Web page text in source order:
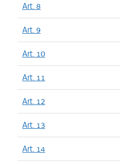
Art. 8
Art. 9
Art. 10
Art. 11
Art. 12
Art. 13
Art. 14